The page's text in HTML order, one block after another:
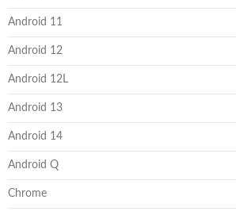
Android 11
Android 12
Android 12L
Android 13
Android 14
Android Q
Chrome